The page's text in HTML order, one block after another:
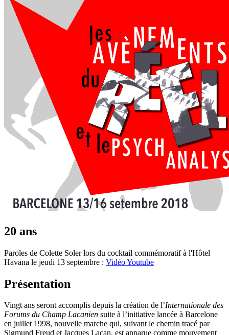
20 ans
Paroles de Colette Soler lors du cocktail commémoratif à l'Hôtel
Havana le jeudi 13 septembre : Vidéo Youtube
Présentation
Vingt ans seront accomplis depuis la création de l’Internationale des
Forums du Champ Lacanien suite à l’initiative lancée à Barcelone
en juillet 1998, nouvelle marche qui, suivant le chemin tracé par
Sigmund Freud et Jacques Lacan, est apparue comme mouvement